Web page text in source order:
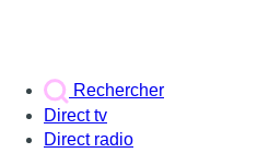
Rechercher
Direct tv
Direct radio